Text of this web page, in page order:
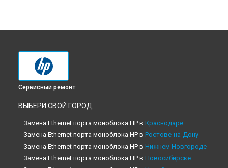
Сервисный ремонт
ВЫБЕРИ СВОЙ ГОРОД
Замена Ethernet порта моноблока HP в Краснодаре
Замена Ethernet порта моноблока HP в Ростове-на-Дону
Замена Ethernet порта моноблока HP в Нижнем Новгороде
Замена Ethernet порта моноблока HP в Новосибирске